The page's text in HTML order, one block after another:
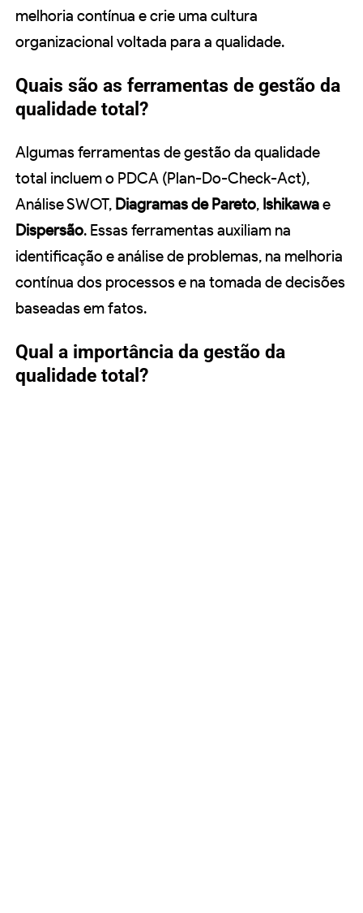
melhoria contínua e crie uma cultura
organizacional voltada para a qualidade.
Quais são as ferramentas de gestão da
qualidade total?
Algumas ferramentas de gestão da qualidade
total incluem o PDCA (Plan-Do-Check-Act),
Análise SWOT, Diagramas de Pareto, Ishikawae
Dispersão. Essas ferramentas auxiliam na
identificação e análise de problemas, na melhoria
contínua dos processos e na tomada de decisões
baseadas em fatos.
Qual a importância da gestão da
qualidade total?